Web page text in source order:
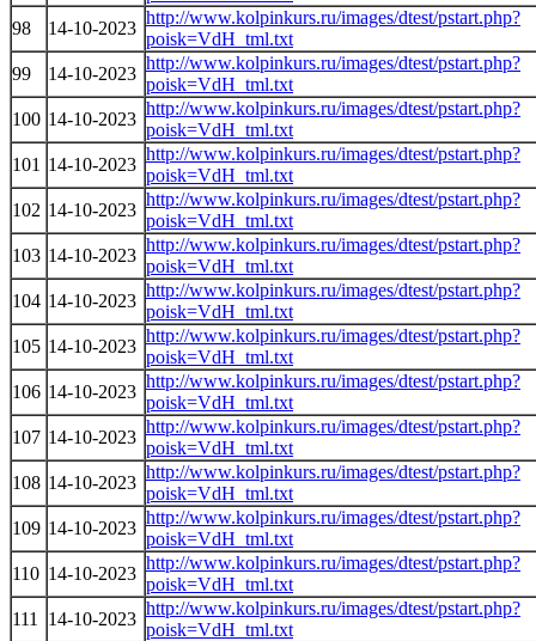
98
14-10-2023
http://www.kolpinkurs.ru/images/dtest/pstart.php?
poisk=VdH_tml.txt
99
14-10-2023
http://www.kolpinkurs.ru/images/dtest/pstart.php?
poisk=VdH_tml.txt
100 14-10-2023
http://www.kolpinkurs.ru/images/dtest/pstart.php?
poisk=VdH_tml.txt
101 14-10-2023
http://www.kolpinkurs.ru/images/dtest/pstart.php?
poisk=VdH_tml.txt
102 14-10-2023
http://www.kolpinkurs.ru/images/dtest/pstart.php?
poisk=VdH_tml.txt
103 14-10-2023
http://www.kolpinkurs.ru/images/dtest/pstart.php?
poisk=VdH_tml.txt
104 14-10-2023
http://www.kolpinkurs.ru/images/dtest/pstart.php?
poisk=VdH_tml.txt
105 14-10-2023
http://www.kolpinkurs.ru/images/dtest/pstart.php?
poisk=VdH_tml.txt
106 14-10-2023
http://www.kolpinkurs.ru/images/dtest/pstart.php?
poisk=VdH_tml.txt
107 14-10-2023
http://www.kolpinkurs.ru/images/dtest/pstart.php?
poisk=VdH_tml.txt
108 14-10-2023
http://www.kolpinkurs.ru/images/dtest/pstart.php?
poisk=VdH_tml.txt
109 14-10-2023
http://www.kolpinkurs.ru/images/dtest/pstart.php?
poisk=VdH_tml.txt
110 14-10-2023
http://www.kolpinkurs.ru/images/dtest/pstart.php?
poisk=VdH_tml.txt
111
14-10-2023
http://www.kolpinkurs.ru/images/dtest/pstart.php?
poisk=VdH_tml.txt